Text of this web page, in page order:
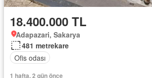
18.400.000 TL
Adapazari, Sakarya
481 metrekare
Ofis odası
1 hafta, 2 gün önce